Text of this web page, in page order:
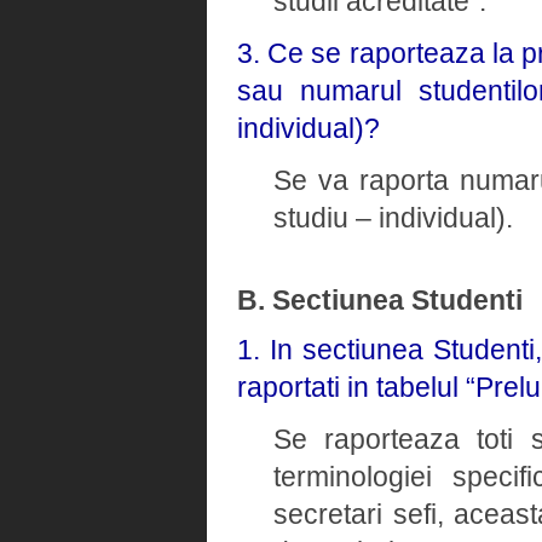
3. Ce se raporteaza la
sau numarul
individual)?
Se va raporta
studiu – individual).
B. Sectiunea Studenti
1. In sectiunea
raportati in tabelul
Se raporteaza toti
terminologiei
secretari sefi,